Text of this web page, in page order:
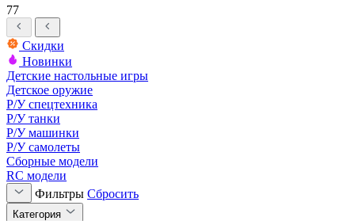
77
Скидки
Новинки
Детские настольные игры
Детское оружие
Р/У спецтехника
Р/У танки
Р/У машинки
Р/У самолеты
Сборные модели
RC модели
Фильтры Сбросить
Категория